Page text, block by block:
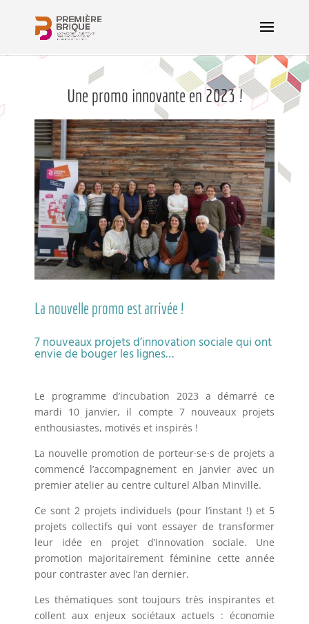
Une promo innovante en 2023 !
La nouvelle promo est arrivée !
7 nouveaux projets d’innovation sociale qui ont
envie de bouger les lignes…
Le programme d’incubation 2023 a démarré ce
mardi 10 janvier, il compte 7 nouveaux projets
enthousiastes, motivés et inspirés !
La nouvelle promotion de porteur·se·s de projets a
commencé l’accompagnement en janvier avec un
premier atelier au centre culturel Alban Minville.
Ce sont 2 projets individuels (pour l’instant !) et 5
projets collectifs qui vont essayer de transformer
leur idée en projet d’innovation sociale. Une
promotion majoritairement féminine cette année
pour contraster avec l’an dernier.
Les thématiques sont toujours très inspirantes et
collent aux enjeux sociétaux actuels : économie